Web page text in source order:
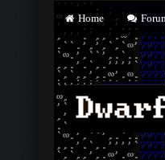
Home